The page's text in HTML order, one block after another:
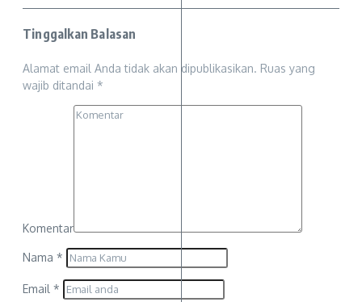
Tinggalkan Balasan
Alamat email Anda tidak akan dipublikasikan. Ruas yang
wajib ditandai *
Komentar
Nama *
Email *